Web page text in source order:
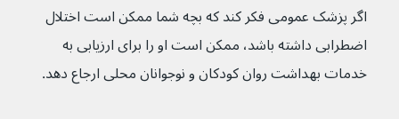
اگر پزشک عمومی فکر کند که بچه شما ممکن است اختلال
اضطرابی داشته باشد، ممکن است او را برای ارزیابی به
خدمات بهداشت روان کودکان و نوجوانان محلی ارجاع دهد.